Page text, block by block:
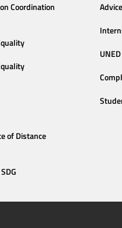
Coordination
of Distance